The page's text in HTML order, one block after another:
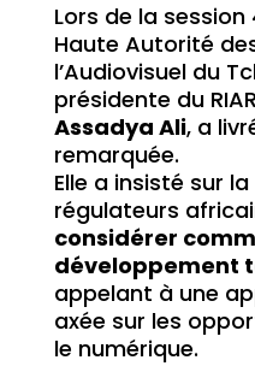
Lors de la
Haute Autorité
l’Audiovisuel du
présidente du
Assadya Ali, a
remarquée.
Elle a insisté sur
régulateurs
considérer
développement
appelant à une
axée sur les
le numérique.